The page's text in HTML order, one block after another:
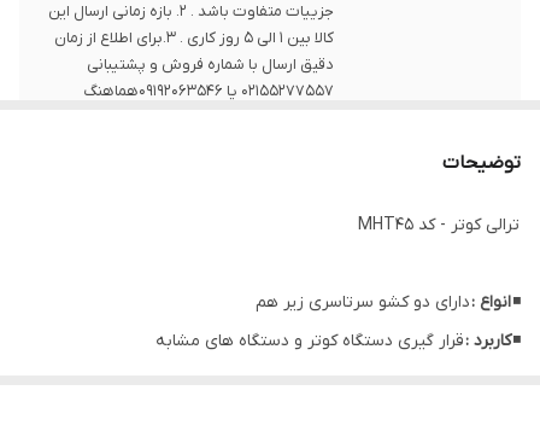
جزییات متفاوت باشد . 2. بازه زمانی ارسال این
کالا بین 1 الی 5 روز کاری . 3.برای اطلاع از زمان
دقیق ارسال با شماره فروش و پشتیبانی
02155277557 یا 09192063546هماهنگ
نکات
توضیحات
ترالی کوتر - کد MHT45
◾انواع :دارای دو کشو سرتاسری زیر هم
◾کاربرد :قرار گیری دستگاه کوتر و دستگاه های مشابه